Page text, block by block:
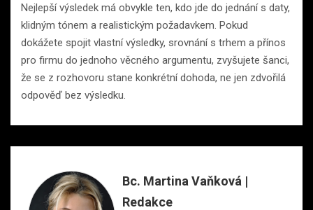
Nejlepší výsledek má obvykle ten, kdo jde do jednání s daty,
klidným tónem a realistickým požadavkem. Pokud
dokážete spojit vlastní výsledky, srovnání s trhem a přínos
pro firmu do jednoho věcného argumentu, zvyšujete šanci,
že se z rozhovoru stane konkrétní dohoda, ne jen zdvořilá
odpověď bez výsledku.
Bc. Martina Vaňková |
Redakce